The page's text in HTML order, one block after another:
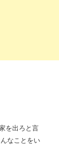
を出ろと言
なことをい